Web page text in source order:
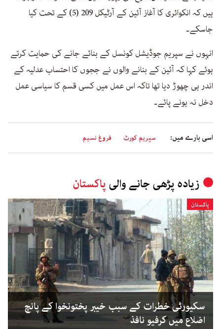
ہیں کہ انکوائری کا آغاز آئین کے آرٹیکل 209 (5) کے تحت کیا
جاسکے۔
انہوں نے سپریم جوڈیشل کونسل کے بنائے جانے کی حمایت کرتے
ہوئے کہا کہ آئین کے بنانے والوں نے ججوں کا احتساب عدلیہ کے
اندر ہی چھوڑ دیا تھا تاکہ اس عمل میں کسی قسم کا سیاسی عمل
دخل نہ ہونے پائے۔
اسی بارے میں: سپریم کورٹ فروغ نسیم
زیادہ پڑھی جانے والی پاکستان
پاکستان
سکیورٹی خطرات کے سبب خیبر پختونخوا کے پانچ
اضلاع میں کرفیو نافذ